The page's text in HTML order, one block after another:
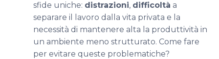
sfide uniche: distrazioni, difficoltà a
separare il lavoro dalla vita privata e la
necessità di mantenere alta la produttività in
un ambiente meno strutturato. Come fare
per evitare queste problematiche?